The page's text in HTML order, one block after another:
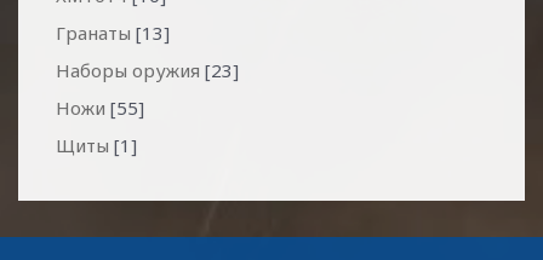
Гранаты [13]
Наборы оружия [23]
Ножи [55]
Щиты [1]